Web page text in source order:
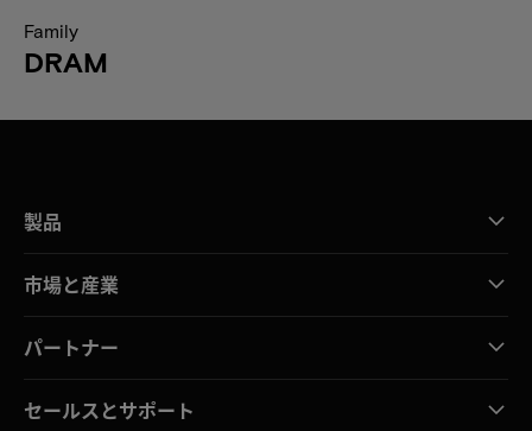
Family
DRAM
製品
市場と産業
パートナー
セールスとサポート